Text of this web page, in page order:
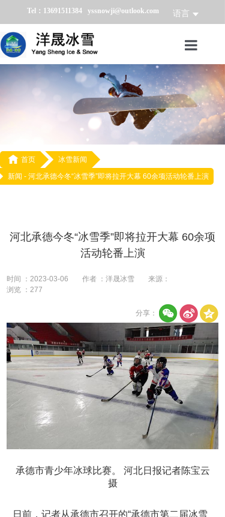
Tel：13691511384 yssnowji@outlook.com 语言
首页
冰雪产品
冰雪业务
冰雪新闻
 首页
冰雪新闻
新闻 - 河北承德今冬“冰雪季”即将拉开大幕 60余项活动轮番上演
河北承德今冬“冰雪季”即将拉开大幕 60余项
活动轮番上演
时间 ：2023-03-06 作者 ：洋晟冰雪
来源：
浏览 ：277
分享：
承德市青少年冰球比赛。 河北日报记者陈宝云
摄
日前，记者从承德市召开的“承德市第二届冰雪